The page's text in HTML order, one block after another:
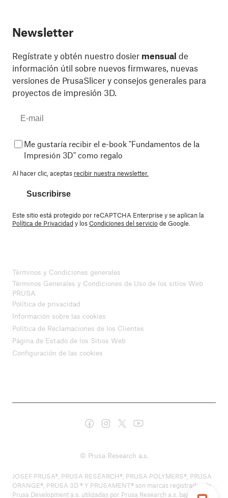
Newsletter
Regístrate y obtén nuestro dosier mensual de
información útil sobre nuevos firmwares, nuevas
versiones de PrusaSlicer y consejos generales para
proyectos de impresión 3D.
Me gustaría recibir el e-book "Fundamentos de la
Impresión 3D" como regalo
Al hacer clic, aceptas recibir nuestra newsletter.
Suscribirse
Este sitio está protegido por reCAPTCHA Enterprise y se aplican la
Política de Privacidady losCondiciones del serviciode Google.
Términos y Condiciones generales
Términos Generales y Condiciones de Uso de los sitios Web
PRUSA
Política de privacidad
Información sobre las cookies
Política de Reclamaciones de los Clientes
Página de Estado de los Sitios Web
Configuración de las cookies
© Prusa Research a.s.
JOSEF PRUSA®, PRUSA RESEARCH®, PRUSA POLYMERS®, PRUSA
ORANGE®, PRUSA 3D ® Y PRUSAMENT® son marcas registradas de
Prusa Development a.s. utilizadas por Prusa Research a.s. bajo licencia